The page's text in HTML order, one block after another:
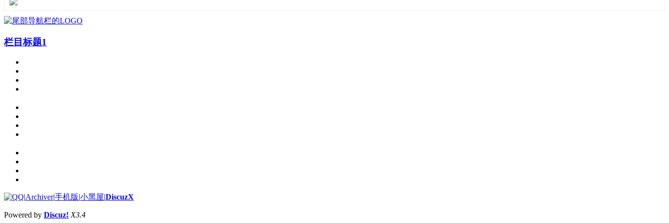
栏目标题1
|Archiver|手机版|小黑屋|DiscuzX
Powered by Discuz! X3.4